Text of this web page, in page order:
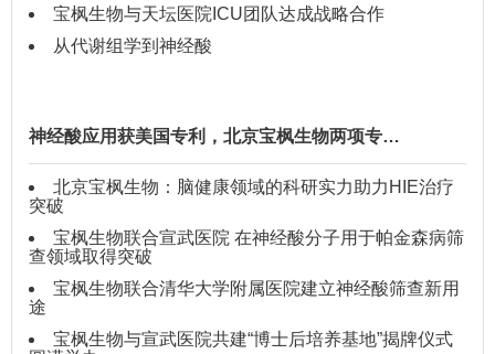
宝枫生物与天坛医院ICU团队达成战略合作
从代谢组学到神经酸
神经酸应用获美国专利，北京宝枫生物两项专…
北京宝枫生物：脑健康领域的科研实力助力HIE治疗
突破
宝枫生物联合宣武医院 在神经酸分子用于帕金森病筛
查领域取得突破
宝枫生物联合清华大学附属医院建立神经酸筛查新用
途
宝枫生物与宣武医院共建“博士后培养基地”揭牌仪式